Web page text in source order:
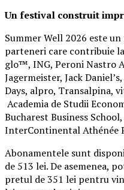
Un festival construit
Summer Well 2026 este
parteneri care contribuie
glo™, ING, Peroni Nastro
Jagermeister, Jack
Days, alpro, Transalpina,
Academia de Studii
Bucharest Business
InterContinental Athénée
Abonamentele sunt
de 513 lei. De asemenea,
pretul de 351 lei pentru